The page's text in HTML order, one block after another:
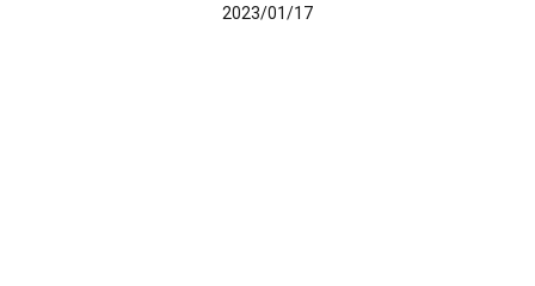
2023/01/17